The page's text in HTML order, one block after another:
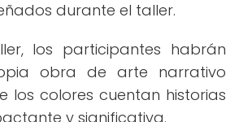
durante el taller.
los participantes habrán
obra de arte narrativo
los colores cuentan historias
y significativa.